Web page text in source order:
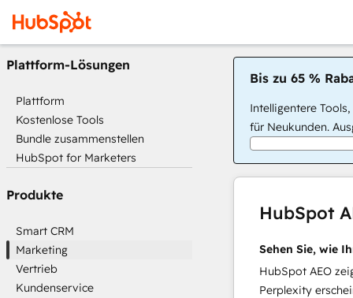
Plattform-Lösungen
Plattform
Kostenlose Tools
Bundle zusammenstellen
HubSpot for Marketers
Produkte
Smart CRM
Marketing
Vertrieb
Kundenservice
Bis zu 65 %
Intelligentere
für Neukunden.
HubSpot
Sehen Sie, wie
HubSpot AEO
Perplexity